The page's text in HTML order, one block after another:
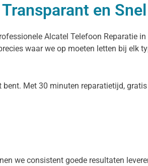
en Snel
Alcatel Telefoon Reparatie
waar we op moeten letten bij elk
Met 30 minuten reparatietijd,
we consistent goede resultaten